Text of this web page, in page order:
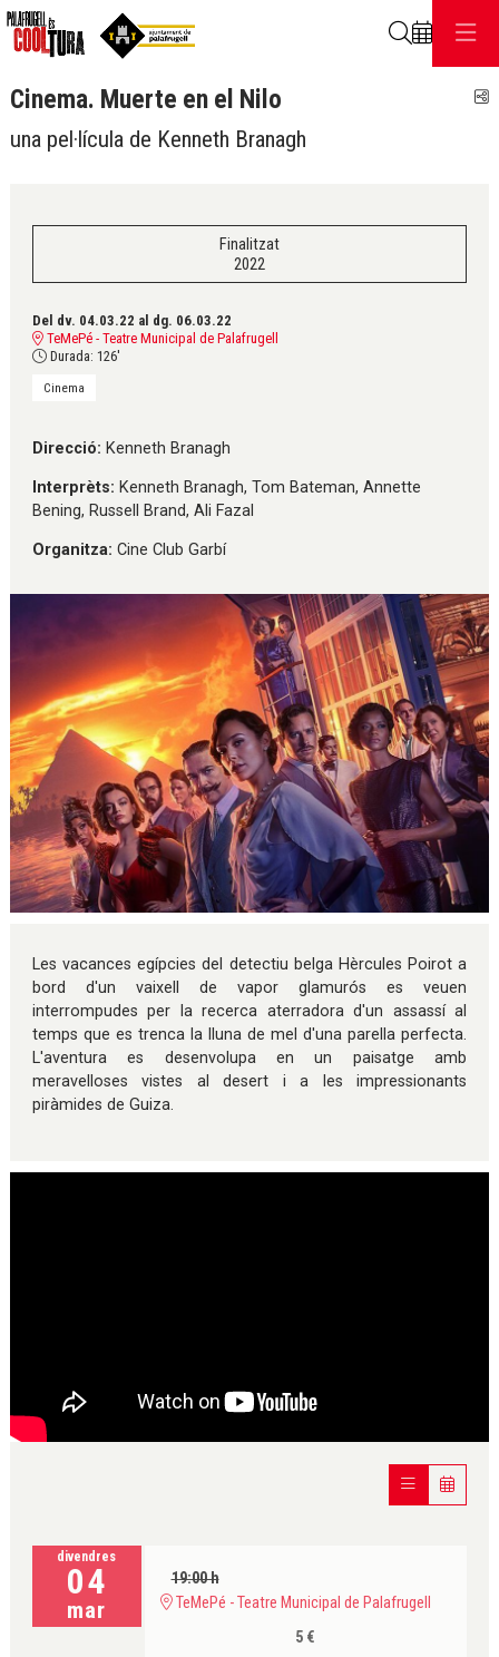
Cinema. Muerte en el Nilo
una pel·lícula de Kenneth Branagh
Finalitzat
2022
Del dv. 04.03.22 al dg. 06.03.22
TeMePé - Teatre Municipal de Palafrugell
Durada: 126'
Cinema
Direcció: Kenneth Branagh
Interprèts: Kenneth Branagh, Tom Bateman, Annette
Bening, Russell Brand, Ali Fazal
Organitza: Cine Club Garbí
Les vacances egípcies del detectiu belga Hèrcules Poirot a
bord d'un vaixell de vapor glamurós es veuen
interrompudes per la recerca aterradora d'un assassí al
temps que es trenca la lluna de mel d'una parella perfecta.
L'aventura es desenvolupa en un paisatge amb
meravelloses vistes al desert i a les impressionants
piràmides de Guiza.
divendres
04
mar
19:00 h
TeMePé - Teatre Municipal de Palafrugell
5 €